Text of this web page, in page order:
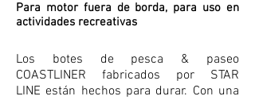
Para motor fuera de borda, para uso en
actividades recreativas
Los botes de pesca & paseo
COASTLINER fabricados por STAR
LINE están hechos para durar. Con una